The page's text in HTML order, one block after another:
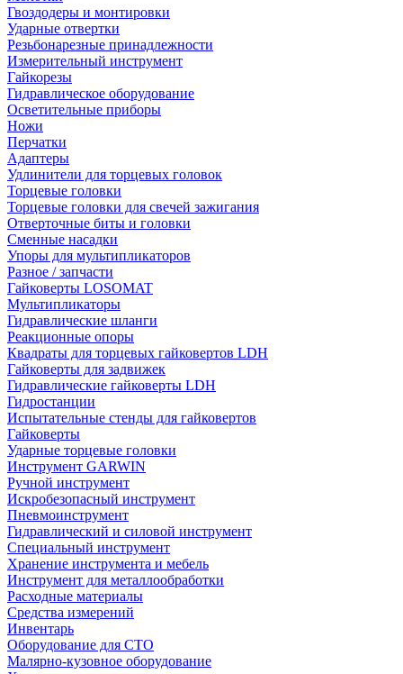
Гвоздодеры и монтировки
Ударные отвертки
Резьбонарезные принадлежности
Измерительный инструмент
Гайкорезы
Гидравлическое оборудование
Осветительные приборы
Ножи
Перчатки
Адаптеры
Удлинители для торцевых головок
Торцевые головки
Торцевые головки для свечей зажигания
Отверточные биты и головки
Сменные насадки
Упоры для мультипликаторов
Разное / запчасти
Гайковерты LOSOMAT
Мультипликаторы
Гидравлические шланги
Реакционные опоры
Квадраты для торцевых гайковертов LDH
Гайковерты для задвижек
Гидравлические гайковерты LDH
Гидростанции
Испытательные стенды для гайковертов
Гайковерты
Ударные торцевые головки
Инструмент GARWIN
Ручной инструмент
Искробезопасный инструмент
Пневмоинструмент
Гидравлический и силовой инструмент
Специальный инструмент
Хранение инструмента и мебель
Инструмент для металлообработки
Расходные материалы
Средства измерений
Инвентарь
Оборудование для СТО
Малярно-кузовное оборудование